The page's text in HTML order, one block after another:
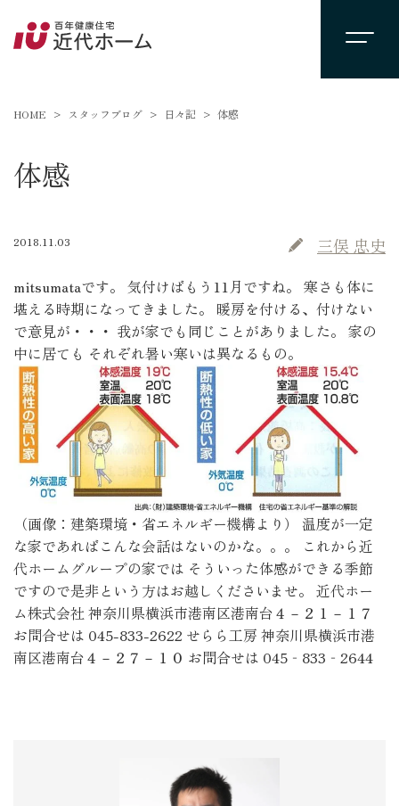
HOME スタッフブログ 日々記 体感
体感
2018.11.03 三俣 忠史
mitsumataです。 気付けばもう11月ですね。 寒さも体に
堪える時期になってきました。 暖房を付ける、付けない
で意見が・・・ 我が家でも同じことがありました。 家の
中に居ても それぞれ暑い寒いは異なるもの。
（画像：建築環境・省エネルギー機構より） 温度が一定
な家であればこんな会話はないのかな。。。 これから近
代ホームグループの家では そういった体感ができる季節
ですので是非という方はお越しくださいませ。 近代ホー
ム株式会社 神奈川県横浜市港南区港南台４－２１－１７
お問合せは 045-833-2622 せらら工房 神奈川県横浜市港
南区港南台４－２７－１０ お問合せは 045‐833‐2644